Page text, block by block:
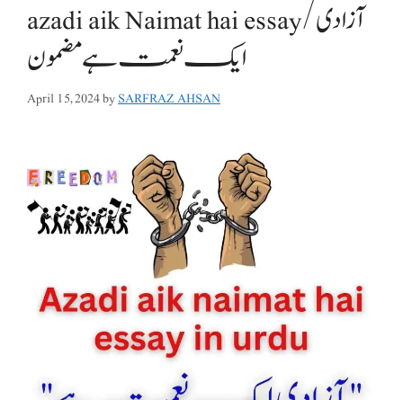
azadi aik Naimat hai essay/آزادی
ایک نعمت ہے مضمون
April 15, 2024bySARFRAZ AHSAN